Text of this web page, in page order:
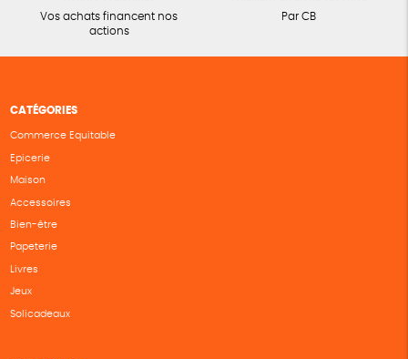
Vos achats financent nos
actions
Par CB
CATÉGORIES
Commerce Equitable
Epicerie
Maison
Accessoires
Bien-être
Papeterie
Livres
Jeux
Solicadeaux